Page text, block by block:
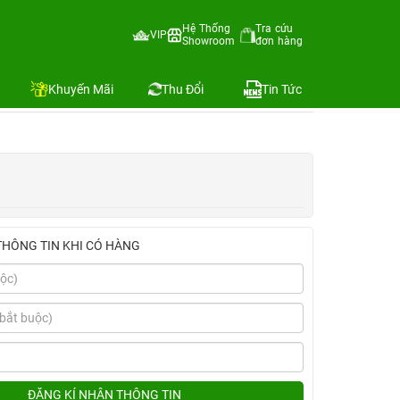
VIP
Hệ Thống
Showroom
Tra cứu
đơn hàng
Khuyến Mãi Thu Đổi Tin Tức
Kingbull+Ốp Apple)
TIN KHI CÓ HÀNG
ĐĂNG KÍ NHẬN THÔNG TIN